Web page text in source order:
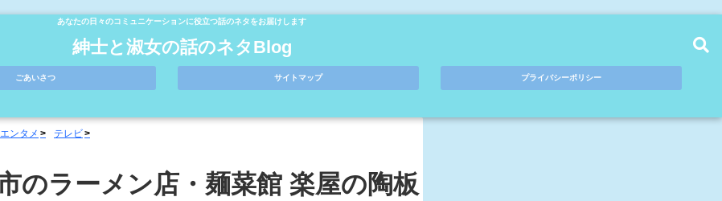
あなたの日々のコミュニケーションに役立つ話のネタをお届けします
紳士と淑女の話のネタBlog
ごあいさつ サイトマップ プライバシーポリシー
エンタメ テレビ
のラーメン店・麺菜館 楽屋の陶板